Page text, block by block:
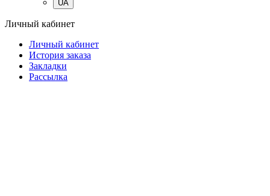
UA
Личный кабинет
Личный кабинет
История заказа
Закладки
Рассылка